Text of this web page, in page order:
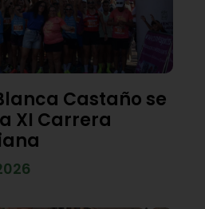
Castaño se
XI Carrera